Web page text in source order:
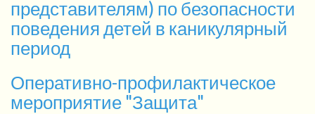
представителям) по безопасности
поведения детей в каникулярный
период
Оперативно-профилактическое
мероприятие "Защита"